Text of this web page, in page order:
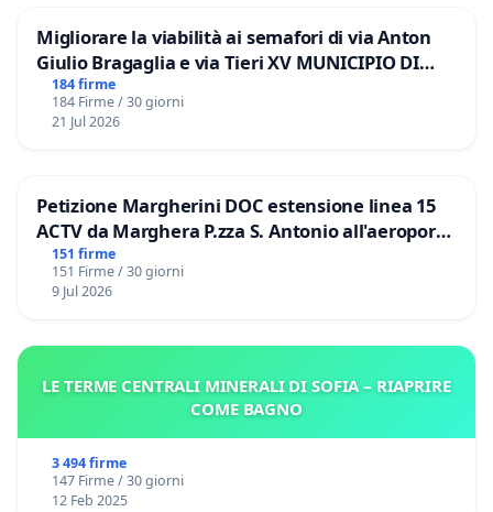
Migliorare la viabilità ai semafori di via Anton
Giulio Bragaglia e via Tieri XV MUNICIPIO DI
ROMA
184 firme
184 Firme / 30 giorni
21 Jul 2026
Petizione Margherini DOC estensione linea 15
ACTV da Marghera P.zza S. Antonio all'aeroporto
Marco Polo tariffa a € 1,50
151 firme
151 Firme / 30 giorni
9 Jul 2026
LE TERME CENTRALI MINERALI DI SOFIA – RIAPRIRE
COME BAGNO
3 494 firme
147 Firme / 30 giorni
12 Feb 2025